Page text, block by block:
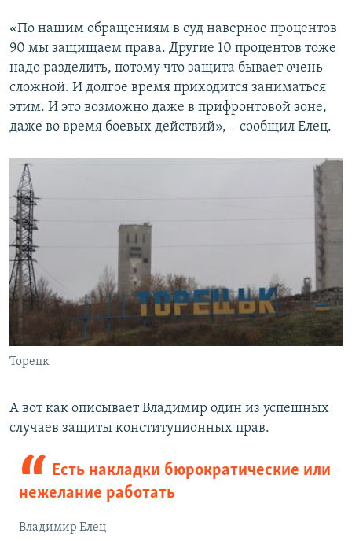
«По нашим обращениям в суд наверное процентов
90 мы защищаем права. Другие 10 процентов тоже
надо разделить, потому что защита бывает очень
сложной. И долгое время приходится заниматься
этим. И это возможно даже в прифронтовой зоне,
даже во время боевых действий», – сообщил Елец.
Торецк
А вот как описывает Владимир один из успешных
случаев защиты конституционных прав.
Есть накладки бюрократические или
нежелание работать
Владимир Елец